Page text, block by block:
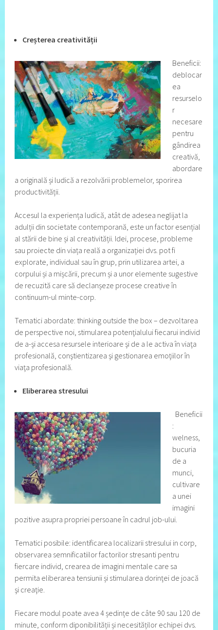
Creșterea creativității
Beneficii:
deblocar
ea
resurselo
r
necesare
pentru
gândirea
creativă,
abordare
a originală și ludică a rezolvării problemelor, sporirea
productivității.
Accesul la experiența ludică, atât de adesea neglijat la
adulții din societate contemporană, este un factor esențial
al stării de bine și al creativității. Idei, procese, probleme
sau proiecte din viața reală a organizației dvs. pot fi
explorate, individual sau în grup, prin utilizarea artei, a
corpului și a mișcării, precum și a unor elemente sugestive
de recuzită care să declanșeze procese creative în
continuum-ul minte-corp.
Tematici abordate: thinking outside the box – dezvoltarea
de perspective noi, stimularea potenţialului fiecarui individ
de a-şi accesa resursele interioare şi de a le activa în viaţa
profesională, conştientizarea şi gestionarea emoţiilor în
viaţa profesională.
Eliberarea stresului
Beneficii
:
welness,
bucuria
de a
munci,
cultivare
a unei
imagini
pozitive asupra propriei persoane în cadrul job-ului.
Tematici posibile: identificarea localizarii stresului in corp,
observarea semnificatiilor factorilor stresanti pentru
fiercare individ, crearea de imagini mentale care sa
permita eliberarea tensiunii și stimularea dorinţei de joacă
şi creaţie.
Fiecare modul poate avea 4 ședințe de câte 90 sau 120 de
minute, conform diponibilității și necesităților echipei dvs.